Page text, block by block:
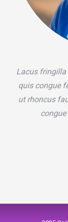
Lacus fringilla
quis congue
ut rhoncus